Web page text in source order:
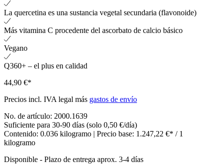
La quercetina es una sustancia vegetal secundaria (flavonoide)
Más vitamina C procedente del ascorbato de calcio básico
Vegano
Q360+ – el plus en calidad
44,90 €*
Precios incl. IVA legal más gastos de envío
No. de artículo: 2000.1639
Suficiente para 30-90 días (solo 0,50 €/día)
Contenido: 0.036 kilogramo | Precio base: 1.247,22 €* / 1
kilogramo
Disponible - Plazo de entrega aprox. 3-4 días